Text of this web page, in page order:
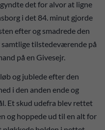
det for alvor at ligne
i det 84. minut gjorde
efter og smadrede den
samtlige tilstedeværende på
på en Givesejr.
og jublede efter den
i den anden ende og
Et skud udefra blev rettet
og hoppede ud til en alt for